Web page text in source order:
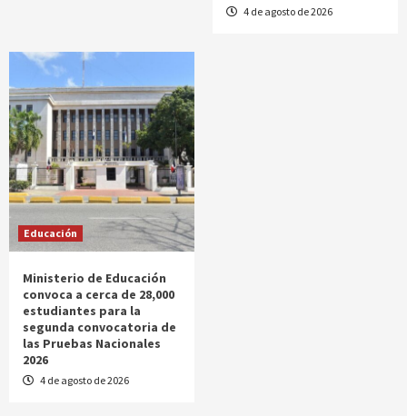
4 de agosto de 2026
Educación
Ministerio de Educación
convoca a cerca de 28,000
estudiantes para la
segunda convocatoria de
las Pruebas Nacionales
2026
4 de agosto de 2026